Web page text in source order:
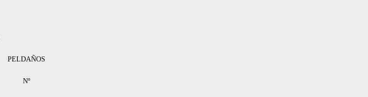
PELDAÑOS
Nº